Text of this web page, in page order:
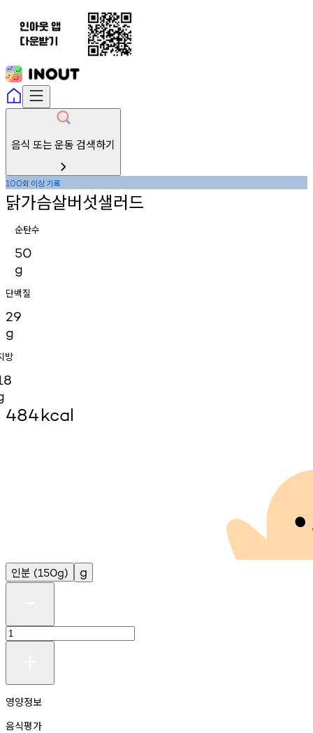
음식 또는 운동 검색하기
100회 이상기록
닭가슴살버섯샐러드
순탄수
50
g
단백질
29
g
방
484kcal
인분 (150g) g
영양정보
음식평가